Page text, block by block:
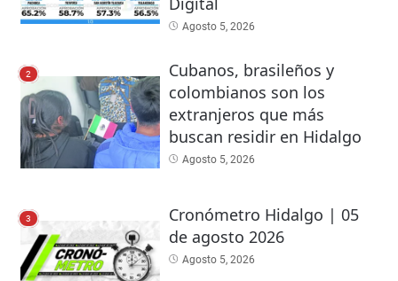
Agosto 5, 2026
2
Cubanos, brasileños y
colombianos son los
extranjeros que más
buscan residir en Hidalgo
Agosto 5, 2026
3
Cronómetro Hidalgo | 05
de agosto 2026
Agosto 5, 2026